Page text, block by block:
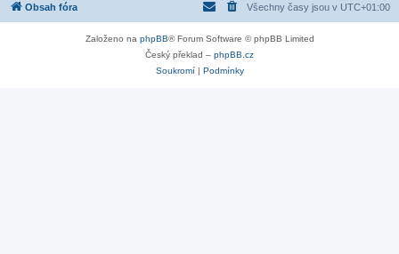
Obsah fóra Všechny časy jsou v UTC+01:00
Založeno na phpBB® Forum Software © phpBB Limited
Český překlad – phpBB.cz
Soukromí| Podmínky